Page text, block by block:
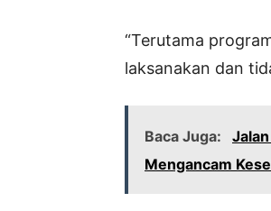
“Terutama
laksanakan dan
Baca Juga:
Mengancam